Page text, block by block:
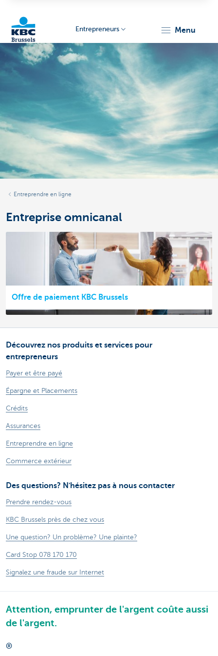
Entrepreneurs
Entrepreneurs menu
Entreprendre en ligne
Entreprise omnicanal
Offre de paiement KBC Brussels
Découvrez nos produits et services pour
entrepreneurs
Payer et être payé
Épargne et Placements
Crédits
Assurances
Entreprendre en ligne
Commerce extérieur
Des questions? N'hésitez pas à nous contacter
Prendre rendez-vous
KBC Brussels près de chez vous
Une question? Un problème? Une plainte?
Card Stop 078 170 170
Signalez une fraude sur Internet
Attention, emprunter de l'argent coûte aussi
de l'argent.
®